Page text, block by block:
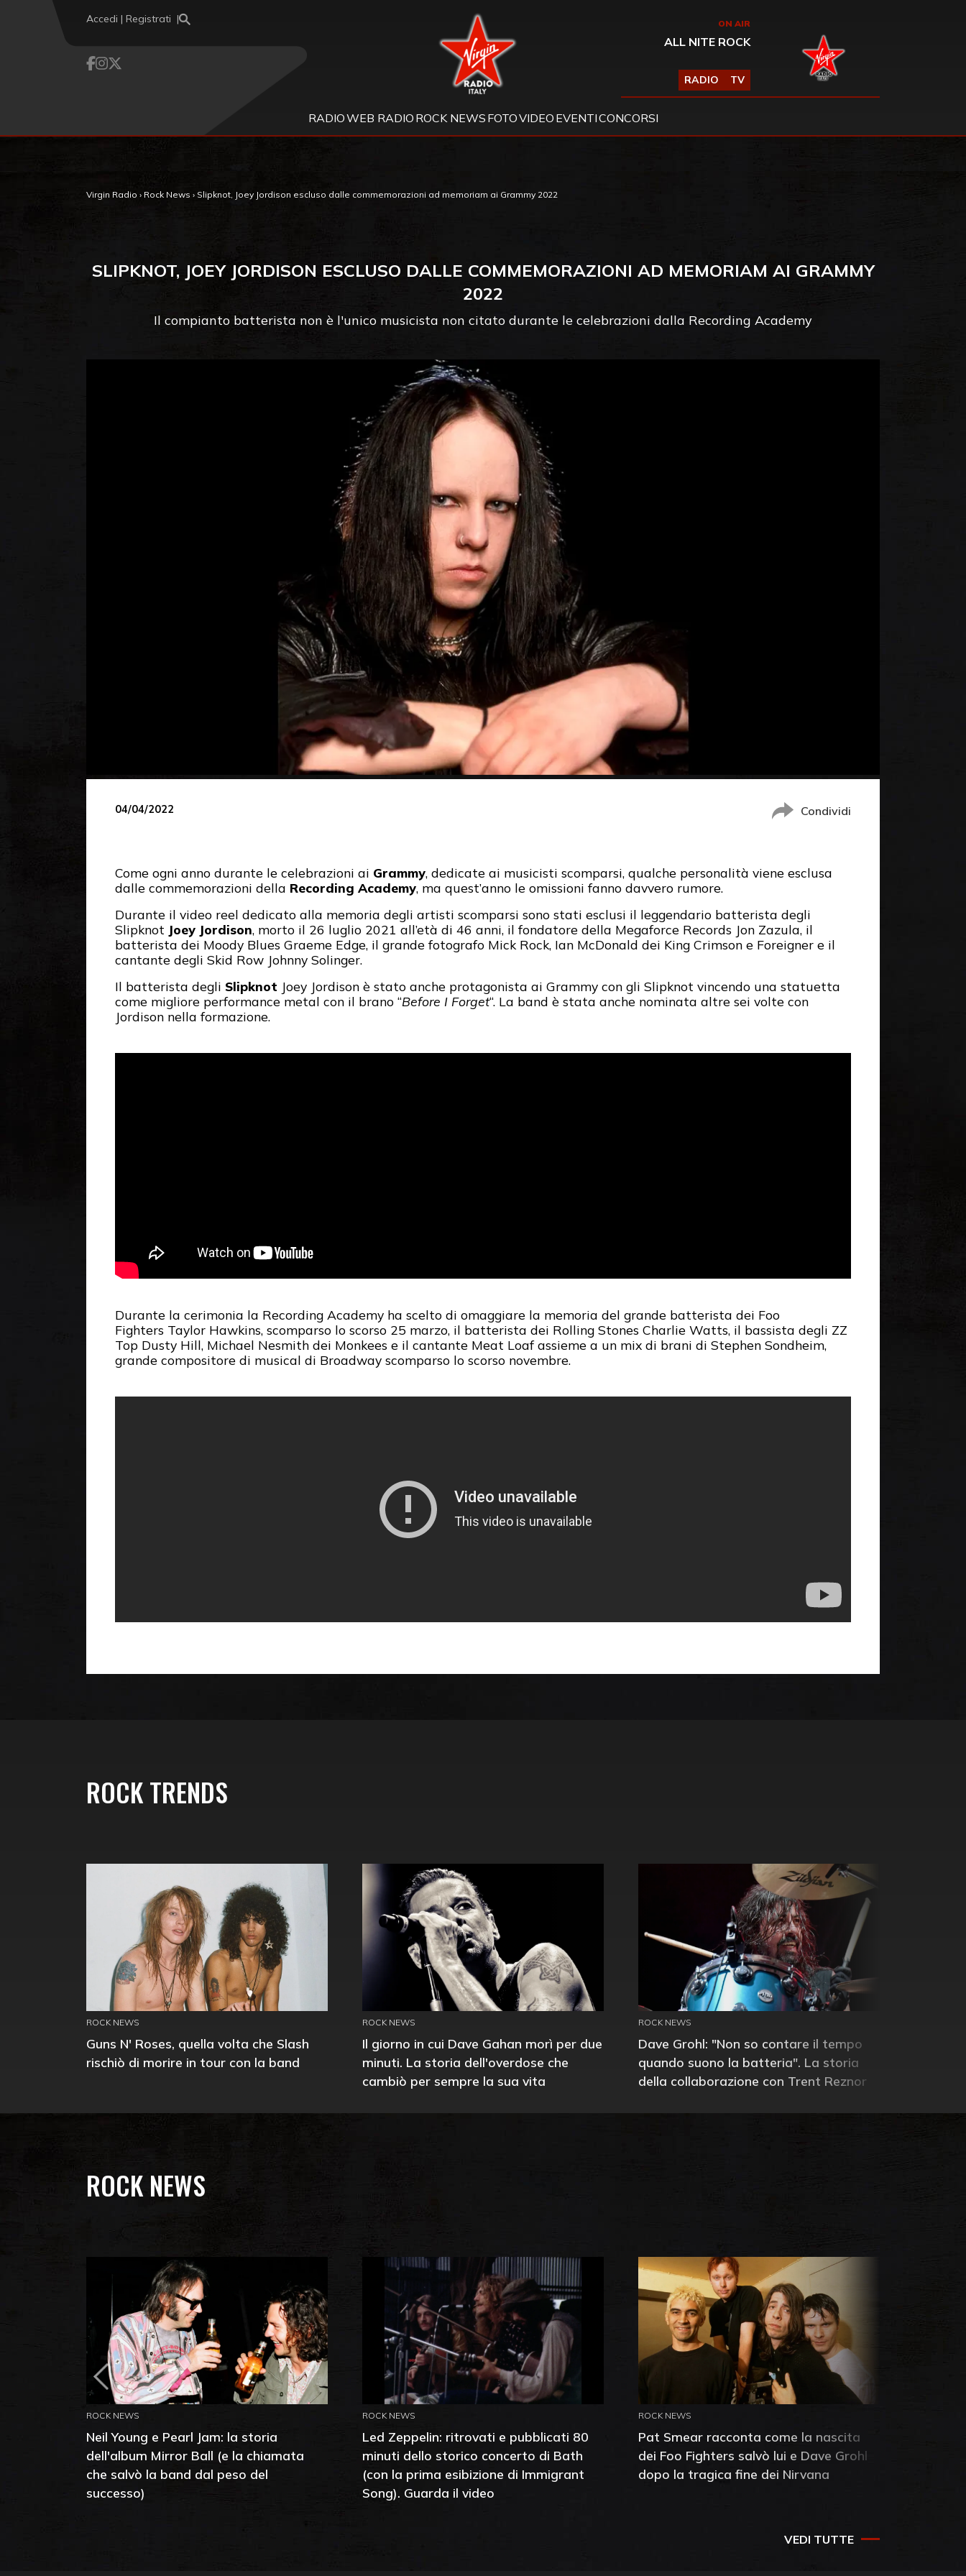
Accedi | Registrati Virgin Radio ON AIR
ALL NITE ROCK
RADIO TV
RADIOWEB RADIO ROCK NEWS FOTOVIDEO EVENTICONCORSI
Virgin Radio › Rock News › Slipknot, Joey Jordison escluso dalle commemorazioni ad memoriam ai Grammy 2022
SLIPKNOT, JOEY JORDISON ESCLUSO DALLE COMMEMORAZIONI AD MEMORIAM AI GRAMMY
2022
Il compianto batterista non è l'unico musicista non citato durante le celebrazioni dalla Recording Academy
04/04/2022 Condividi
Come ogni anno durante le celebrazioni ai Grammy, dedicate ai musicisti scomparsi, qualche personalità viene esclusa
dalle commemorazioni della Recording Academy, ma quest’anno le omissioni fanno davvero rumore.
Durante il video reel dedicato alla memoria degli artisti scomparsi sono stati esclusi il leggendario batterista degli
Slipknot Joey Jordison, morto il 26 luglio 2021 all’età di 46 anni, il fondatore della Megaforce Records Jon Zazula, il
batterista dei Moody Blues Graeme Edge, il grande fotografo Mick Rock, Ian McDonald dei King Crimson e Foreigner e il
cantante degli Skid Row Johnny Solinger.
Il batterista degli Slipknot Joey Jordison è stato anche protagonista ai Grammy con gli Slipknot vincendo una statuetta
come migliore performance metal con il brano “Before I Forget“. La band è stata anche nominata altre sei volte con
Jordison nella formazione.
Durante la cerimonia la Recording Academy ha scelto di omaggiare la memoria del grande batterista dei Foo
Fighters Taylor Hawkins, scomparso lo scorso 25 marzo, il batterista dei Rolling Stones Charlie Watts, il bassista degli ZZ
Top Dusty Hill, Michael Nesmith dei Monkees e il cantante Meat Loaf assieme a un mix di brani di Stephen Sondheim,
grande compositore di musical di Broadway scomparso lo scorso novembre.
ROCK TRENDS
ROCK NEWS
Guns N' Roses, quella volta che Slash
rischiò di morire in tour con la band
ROCK NEWS
Il giorno in cui Dave Gahan morì per due
minuti. La storia dell'overdose che
cambiò per sempre la sua vita
ROCK NEWS
Dave Grohl: "Non so contare il tempo
quando suono la batteria". La storia
della collaborazione con Trent Reznor
ROCK NEWS
ROCK NEWS
Neil Young e Pearl Jam: la storia
dell'album Mirror Ball (e la chiamata
che salvò la band dal peso del
successo)
ROCK NEWS
Led Zeppelin: ritrovati e pubblicati 80
minuti dello storico concerto di Bath
(con la prima esibizione di Immigrant
Song). Guarda il video
ROCK NEWS
Pat Smear racconta come la nascita
dei Foo Fighters salvò lui e Dave Grohl
dopo la tragica fine dei Nirvana
VEDI TUTTE